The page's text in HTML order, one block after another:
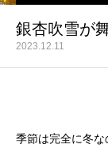
銀杏吹雪が
2023.12.11
季節は完全に冬